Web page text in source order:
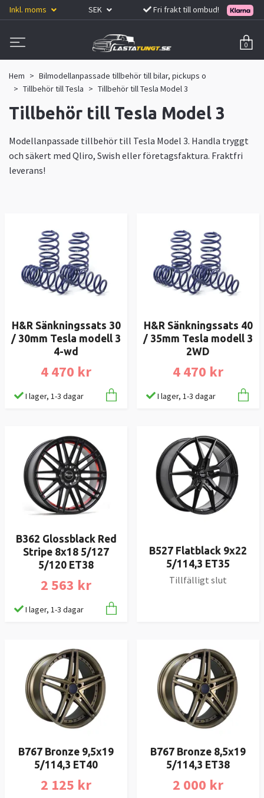
Inkl. moms SEK Fri frakt till ombud!
0
Hem
Bilmodellanpassade tillbehör till bilar, pickups o
Tillbehör till Tesla
Tillbehör till Tesla Model 3
Tillbehör till Tesla Model 3
Modellanpassade tillbehör till Tesla Model 3. Handla tryggt
och säkert med Qliro, Swish eller företagsfaktura. Fraktfri
leverans!
H&R Sänkningssats 30
/ 30mm Tesla modell 3
4-wd
4 470 kr
I lager, 1-3 dagar
H&R Sänkningssats 40
/ 35mm Tesla modell 3
2WD
4 470 kr
I lager, 1-3 dagar
B362 Glossblack Red
Stripe 8x18 5/127
5/120 ET38
2 563 kr
I lager, 1-3 dagar
B527 Flatblack 9x22
5/114,3 ET35
Tillfälligt slut
B767 Bronze 9,5x19
5/114,3 ET40
2 125 kr
B767 Bronze 8,5x19
5/114,3 ET38
2 000 kr